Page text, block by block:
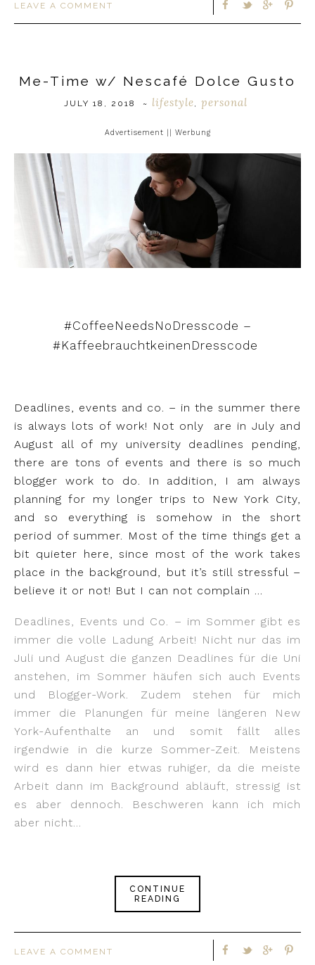
LEAVE A COMMENT
Me-Time w/ Nescafé Dolce Gusto
JULY 18, 2018 ~ lifestyle personal
Advertisement || Werbung
#CoffeeNeedsNoDresscode –
#KaffeebrauchtkeinenDresscode
Deadlines, events and co. – in the summer there
is always lots of work! Not only
are in July and
August all of my university deadlines pending,
there are tons of events and there is so much
blogger work to do. In addition, I am always
planning for my longer trips to New York City,
and so everything is somehow in the short
period of summer. Most of the time things get a
bit quieter here, since most of the work takes
place in the background, but it’s still stressful –
believe it or not! But I can not complain …
Deadlines, Events und Co. – im Sommer gibt es
immer die volle Ladung Arbeit! Nicht nur das im
Juli und August die ganzen Deadlines für die Uni
anstehen, im Sommer häufen sich auch Events
und Blogger-Work. Zudem stehen für mich
immer die Planungen für meine längeren New
York-Aufenthalte an und somit fällt alles
irgendwie in die kurze Sommer-Zeit. Meistens
wird es dann hier etwas ruhiger, da die meiste
Arbeit dann im Background abläuft, stressig ist
es aber dennoch. Beschweren kann ich mich
aber nicht…
CONTINUE
READING
LEAVE A COMMENT